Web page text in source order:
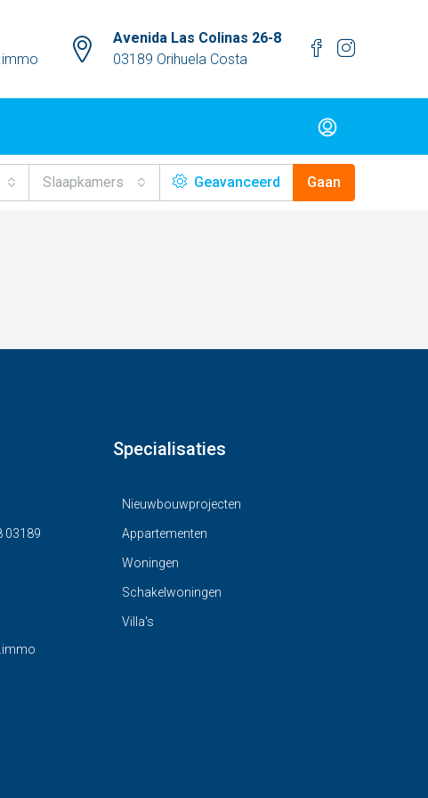
Avenida Las Colinas 26-8
03189 Orihuela Costa
Slaapkamers Geavanceerd Gaan
03189
Specialisaties
Nieuwbouwprojecten
Appartementen
Woningen
Schakelwoningen
Villa's